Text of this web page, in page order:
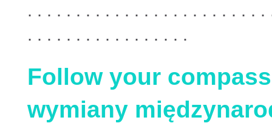
. . . . . . . . . . . . . . . . . . . . . . . .
. . . . . . . . . . . . . . . . .
Follow your
wymiany